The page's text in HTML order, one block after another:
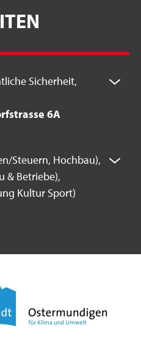
Sicherheit,
6A
Steuern, Hochbau),
& Betriebe),
Kultur Sport)